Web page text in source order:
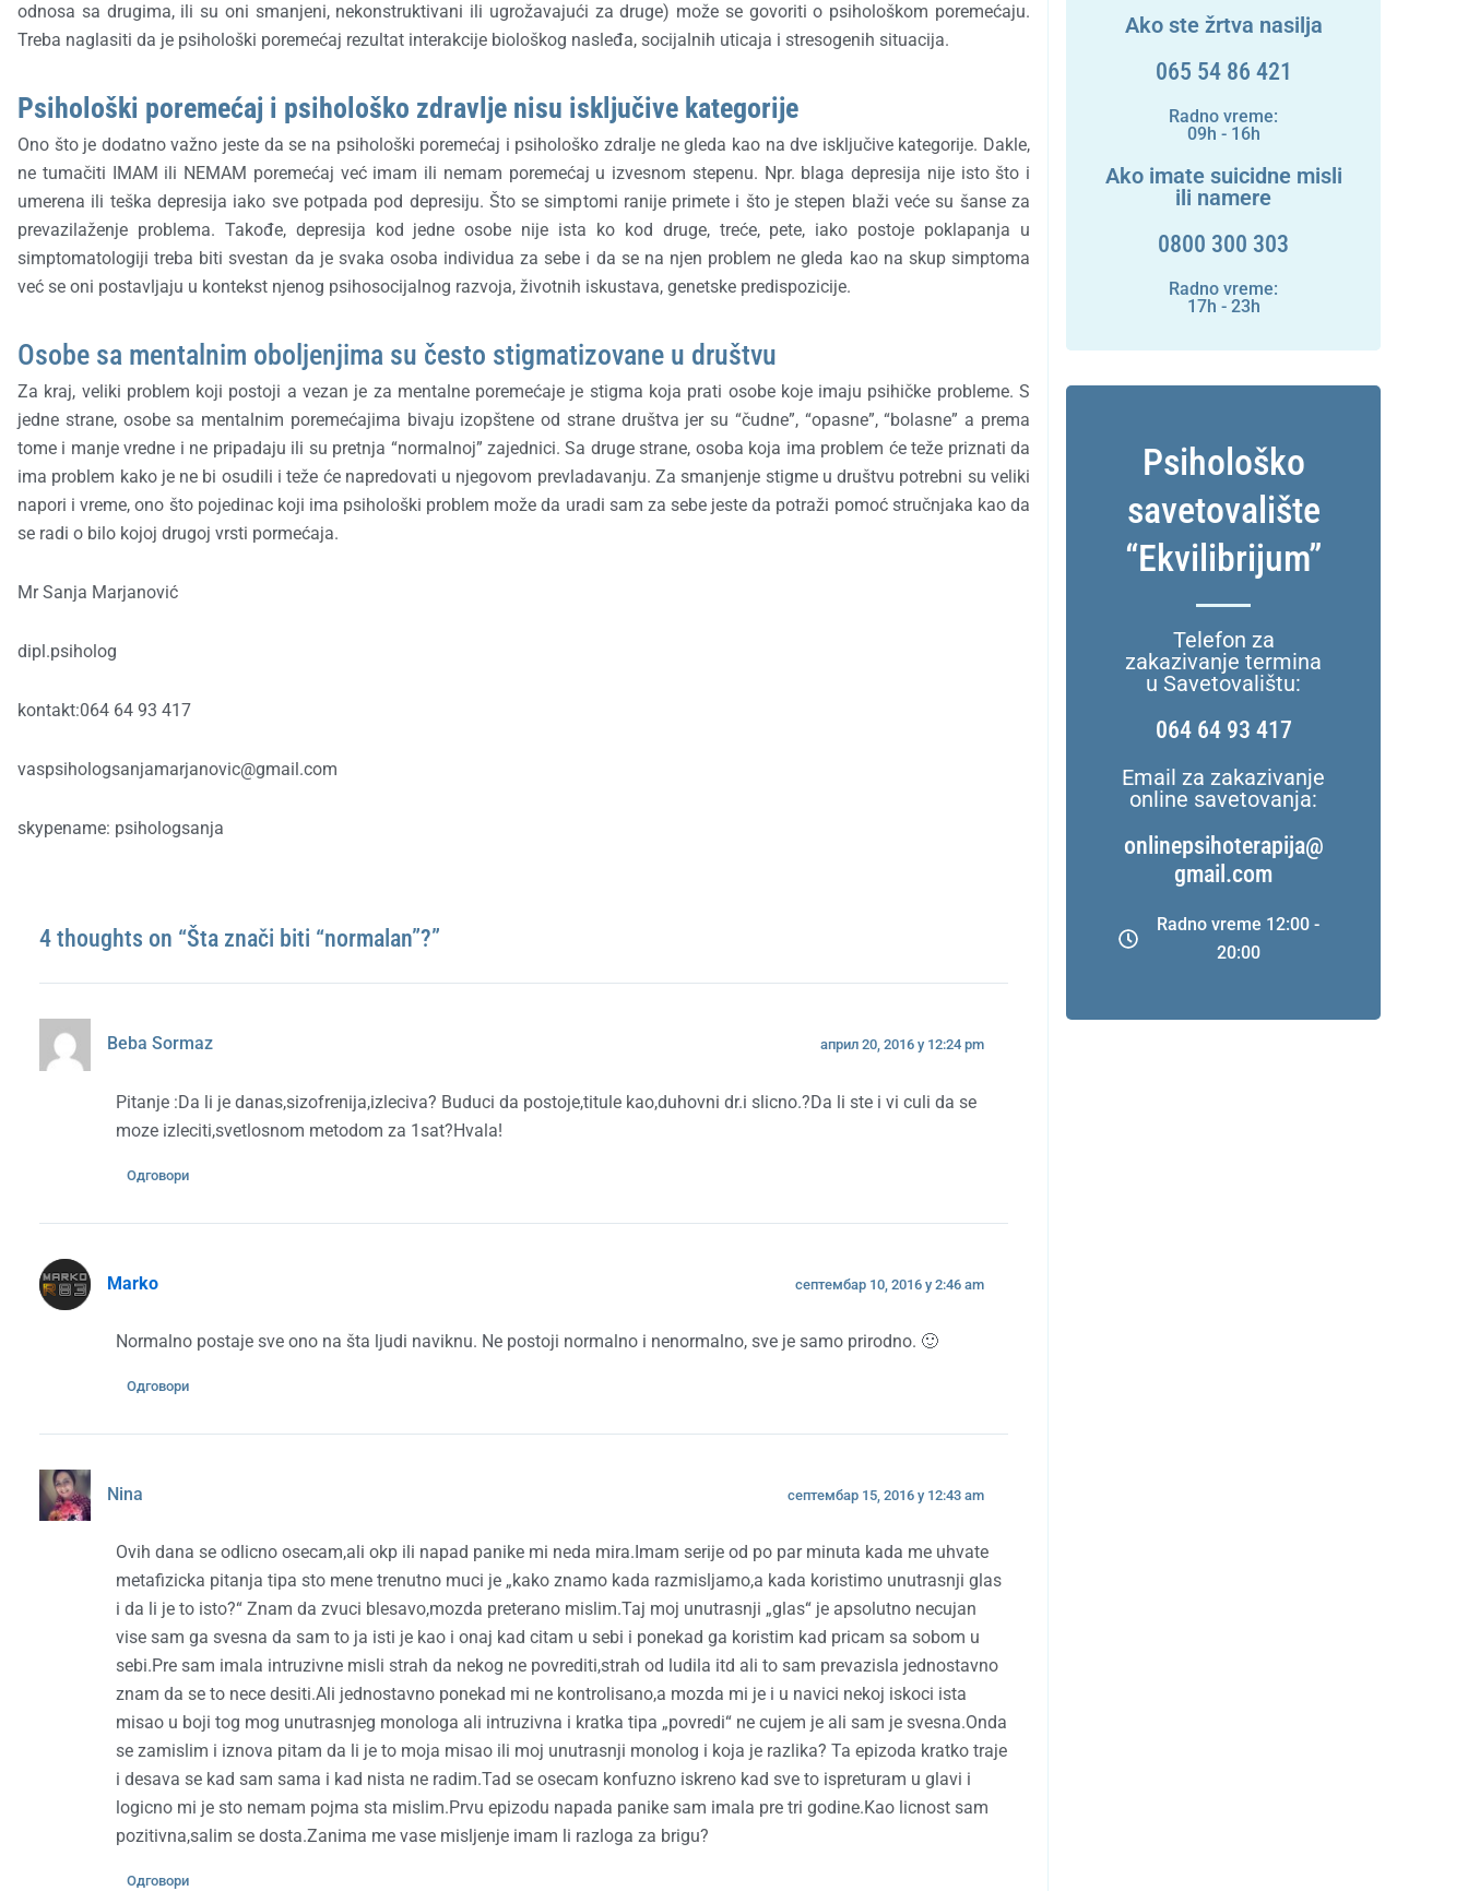
odnosa sa drugima, ili su oni smanjeni, nekonstruktivani ili ugrožavajući za druge) može se govoriti o psihološkom poremećaju.
Treba naglasiti da je psihološki poremećaj rezultat interakcije biološkog nasleđa, socijalnih uticaja i stresogenih situacija.
Psihološki poremećaj i psihološko zdravlje nisu isključive kategorije
Ono što je dodatno važno jeste da se na psihološki poremećaj i psihološko zdralje ne gleda kao na dve isključive kategorije. Dakle,
ne tumačiti IMAM ili NEMAM poremećaj već imam ili nemam poremećaj u izvesnom stepenu. Npr. blaga depresija nije isto što i
umerena ili teška depresija iako sve potpada pod depresiju. Što se simptomi ranije primete i što je stepen blaži veće su šanse za
prevazilaženje problema. Takođe, depresija kod jedne osobe nije ista ko kod druge, treće, pete, iako postoje poklapanja u
simptomatologiji treba biti svestan da je svaka osoba individua za sebe i da se na njen problem ne gleda kao na skup simptoma
već se oni postavljaju u kontekst njenog psihosocijalnog razvoja, životnih iskustava, genetske predispozicije.
Osobe sa mentalnim oboljenjima su često stigmatizovane u društvu
Za kraj, veliki problem koji postoji a vezan je za mentalne poremećaje je stigma koja prati osobe koje imaju psihičke probleme. S
jedne strane, osobe sa mentalnim poremećajima bivaju izopštene od strane društva jer su “čudne”, “opasne”, “bolasne” a prema
tome i manje vredne i ne pripadaju ili su pretnja “normalnoj” zajednici. Sa druge strane, osoba koja ima problem će teže priznati da
ima problem kako je ne bi osudili i teže će napredovati u njegovom prevladavanju. Za smanjenje stigme u društvu potrebni su veliki
napori i vreme, ono što pojedinac koji ima psihološki problem može da uradi sam za sebe jeste da potraži pomoć stručnjaka kao da
se radi o bilo kojoj drugoj vrsti pormećaja.
Mr Sanja Marjanović
dipl.psiholog
kontakt:064 64 93 417
vaspsihologsanjamarjanovic@gmail.com
skypename: psihologsanja
4 thoughts on “Šta znači biti “normalan”?”
Beba Sormaz април 20, 2016 у 12:24 pm
Pitanje :Da li je danas,sizofrenija,izleciva? Buduci da postoje,titule kao,duhovni dr.i slicno.?Da li ste i vi culi da se
moze izleciti,svetlosnom metodom za 1sat?Hvala!
Одговори
Marko септембар 10, 2016 у 2:46 am
Normalno postaje sve ono na šta ljudi naviknu. Ne postoji normalno i nenormalno, sve je samo prirodno. 🙂
Одговори
Nina септембар 15, 2016 у 12:43 am
Ovih dana se odlicno osecam,ali okp ili napad panike mi neda mira.Imam serije od po par minuta kada me uhvate
metafizicka pitanja tipa sto mene trenutno muci je „kako znamo kada razmisljamo,a kada koristimo unutrasnji glas
i da li je to isto?“ Znam da zvuci blesavo,mozda preterano mislim.Taj moj unutrasnji „glas“ je apsolutno necujan
vise sam ga svesna da sam to ja isti je kao i onaj kad citam u sebi i ponekad ga koristim kad pricam sa sobom u
sebi.Pre sam imala intruzivne misli strah da nekog ne povrediti,strah od ludila itd ali to sam prevazisla jednostavno
znam da se to nece desiti.Ali jednostavno ponekad mi ne kontrolisano,a mozda mi je i u navici nekoj iskoci ista
misao u boji tog mog unutrasnjeg monologa ali intruzivna i kratka tipa „povredi“ ne cujem je ali sam je svesna.Onda
se zamislim i iznova pitam da li je to moja misao ili moj unutrasnji monolog i koja je razlika? Ta epizoda kratko traje
i desava se kad sam sama i kad nista ne radim.Tad se osecam konfuzno iskreno kad sve to ispreturam u glavi i
logicno mi je sto nemam pojma sta mislim.Prvu epizodu napada panike sam imala pre tri godine.Kao licnost sam
pozitivna,salim se dosta.Zanima me vase misljenje imam li razloga za brigu?
Одговори
Ako ste žrtva nasilja
065 54 86 421
Radno vreme:
09h - 16h
Ako imate suicidne misli
ili namere
0800 300 303
Radno vreme:
17h - 23h
Psihološko
savetovalište
“Ekvilibrijum”
Telefon za
zakazivanje termina
u Savetovalištu:
064 64 93 417
Email za zakazivanje
online savetovanja:
onlinepsihoterapija@
gmail.com
Radno vreme 12:00 -
20:00